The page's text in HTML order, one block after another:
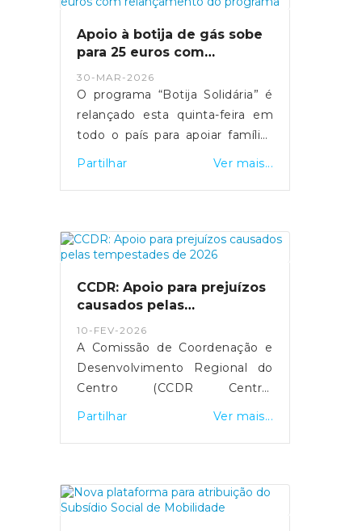
Apoio à botija de gás sobe
para 25 euros com
30-MAR-2026
O programa “Botija Solidária” é
relançado esta quinta-feira em
todo o país para apoiar famílias
em situação de vulnerabilidade
de gás. O primeiro-ministro Luís
aumento da comparticipação de
15 para 25 euros durante os
justificando a medida com o
impacto da guerra no Médio
Oriente.
Partilhar Ver mais...
CCDR: Apoio para prejuízos
causados pelas
10-FEV-2026
A Comissão de Coordenação e
Desenvolvimento Regional do
Centro (CCDR Centro)
disponibilizou uma plataforma
prejuízos resultantes das
afetaram vários concelhos da
Região Centro.O portal destina-
Partilhar Ver mais...